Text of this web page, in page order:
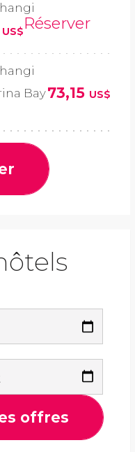
US$Réserver
Bay73,15 US$
offres